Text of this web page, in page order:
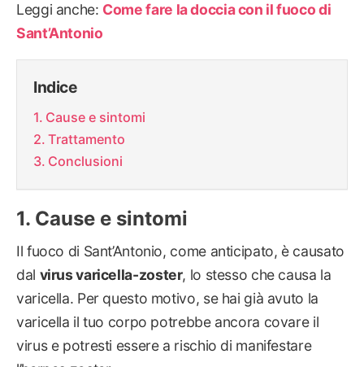
Leggi anche: Come fare la doccia con il fuoco di
Sant’Antonio
Indice
Cause e sintomi
Trattamento
Conclusioni
Cause e sintomi
Il fuoco di Sant’Antonio, come anticipato, è causato
dal virus varicella-zoster, lo stesso che causa la
varicella. Per questo motivo, se hai già avuto la
varicella il tuo corpo potrebbe ancora covare il
virus e potresti essere a rischio di manifestare